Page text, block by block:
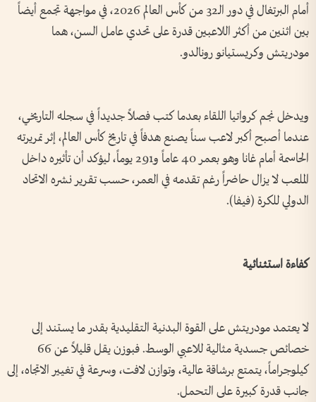
أمام البرتغال في دور الـ32 من كأس العالم 2026، في مواجهة تجمع أيضاً
بين اثنين من أكثر اللاعبين قدرة على تحدي عامل السن، هما
مودريتش وكريستيانو رونالدو.
ويدخل نجم كرواتيا اللقاء بعدما كتب فصلاً جديداً في سجله التاريخي،
عندما أصبح أكبر لاعب سناً يصنع هدفاً في تاريخ كأس العالم، إثر تمريرته
الحاسمة أمام غانا وهو بعمر 40 عاماً و291 يوماً، ليؤكد أن تأثيره داخل
الملعب لا يزال حاضراً رغم تقدمه في العمر، حسب تقرير نشره الاتحاد
الدولي للكرة (فيفا).
كفاءة استثنائية
لا يعتمد مودريتش على القوة البدنية التقليدية بقدر ما يستند إلى
خصائص جسدية مثالية للاعبي الوسط. فبوزن يقل قليلاً عن 66
كيلوجراماً، يتمتع برشاقة عالية، وتوازن لافت، وسرعة في تغيير الاتجاه، إلى
جانب قدرة كبيرة على التحمل.